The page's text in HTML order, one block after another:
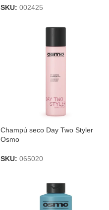
SKU: 002425
Champú seco Day Two Styler
Osmo
SKU: 065020